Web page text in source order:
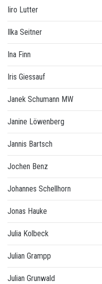
Iiro Lutter
Ilka Seitner
Ina Finn
Iris Giessauf
Janek Schumann MW
Janine Löwenberg
Jannis Bartsch
Jochen Benz
Johannes Schellhorn
Jonas Hauke
Julia Kolbeck
Julian Grampp
Julian Grunwald